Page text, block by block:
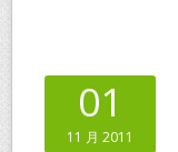
01
11 月 2011